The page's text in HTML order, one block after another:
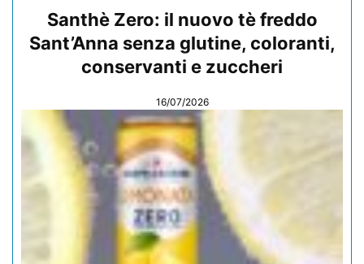
Santhè Zero: il nuovo tè freddo
Sant’Anna senza glutine, coloranti,
conservanti e zuccheri
16/07/2026